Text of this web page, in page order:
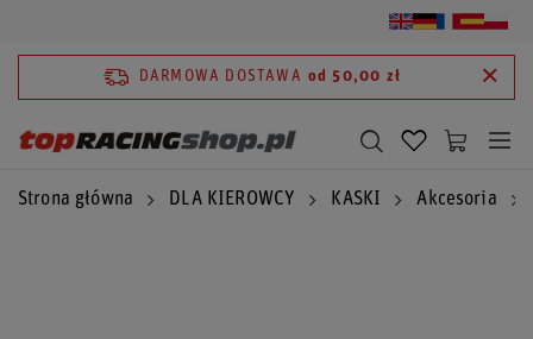
DARMOWA DOSTAWA od 50,00 zł
Strona główna DLA KIEROWCY KASKI Akcesoria